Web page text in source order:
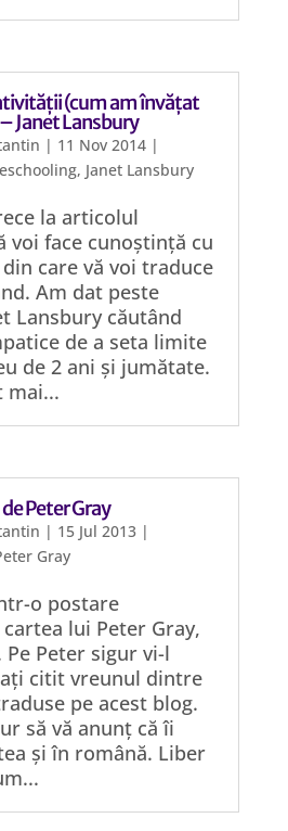
(cum am învățat
Janet Lansbury
| 11 Nov 2014|
, Janet Lansbury
la articolul
voi face cunoștință cu
care vă voi traduce
Am dat peste
Lansbury căutând
de a seta limite
de 2 ani și jumătate.
mai...
Peter Gray
| 15 Jul 2013|
Gray
o postare
lui Peter Gray,
Pe Peter sigur vi-l
citit vreunul dintre
pe acest blog.
să vă anunț că îi
și în română. Liber